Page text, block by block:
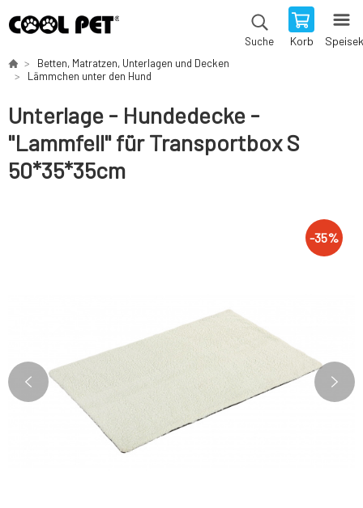
Suche Korb
Betten, Matratzen, Unterlagen und Decken
Lämmchen unter den Hund
Unterlage - Hundedecke -
"Lammfell" für Transportbox S
50*35*35cm
-35%